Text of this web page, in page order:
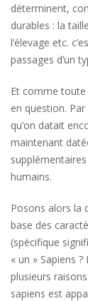
déterminent,
durables : la
l’élevage etc.
passages d’un
Et comme toute
en question. Par
qu’on datait
maintenant
humains.
Posons alors la
base des
(spécifique
« un » Sapiens
plusieurs
sapiens est